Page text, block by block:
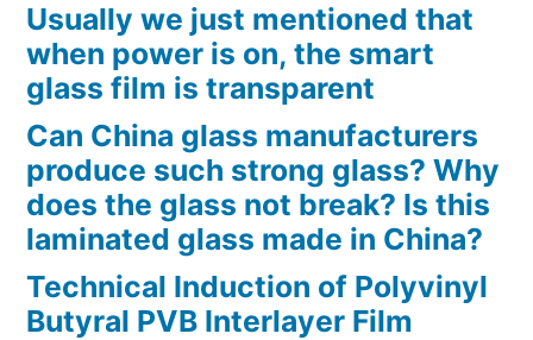
Usually we just mentioned that
when power is on, the smart
glass film is transparent
Can China glass manufacturers
produce such strong glass? Why
does the glass not break? Is this
laminated glass made in China?
Technical Induction of Polyvinyl
Butyral PVB Interlayer Film